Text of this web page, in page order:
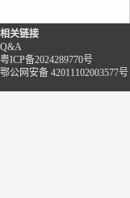
相关链接
Q&A
粤ICP备2024289770号
鄂公网安备 42011102003577号